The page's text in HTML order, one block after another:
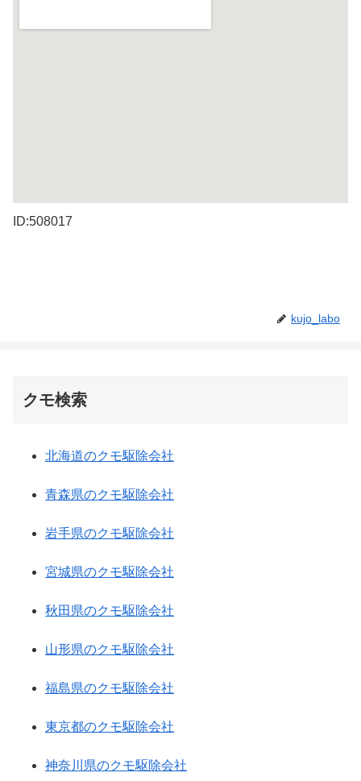
ID:508017
kujo_labo
クモ検索
北海道のクモ駆除会社
青森県のクモ駆除会社
岩手県のクモ駆除会社
宮城県のクモ駆除会社
秋田県のクモ駆除会社
山形県のクモ駆除会社
福島県のクモ駆除会社
東京都のクモ駆除会社
神奈川県のクモ駆除会社